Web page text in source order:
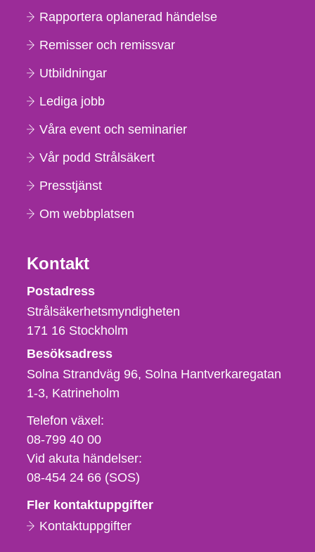
Rapportera oplanerad händelse
Remisser och remissvar
Utbildningar
Lediga jobb
Våra event och seminarier
Vår podd Strålsäkert
Presstjänst
Om webbplatsen
Kontakt
Strålsäkerhetsmyndigheten
Postadress
Strålsäkerhetsmyndigheten
171 16 Stockholm
Besöksadress
Solna Strandväg 96, Solna Hantverkaregatan
1-3 Katrineholm
Telefon,
fax
och
e-
Telefon växel:
08-799 40 00
Vid akuta händelser:
08-454 24 66 (SOS)
Fler kontaktuppgifter
Kontaktuppgifter